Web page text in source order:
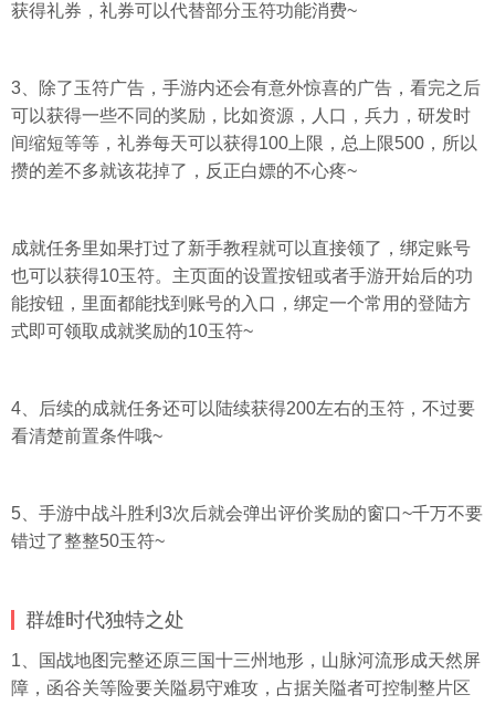
获得礼券，礼券可以代替部分玉符功能消费~
3、除了玉符广告，手游内还会有意外惊喜的广告，看完之后
可以获得一些不同的奖励，比如资源，人口，兵力，研发时
间缩短等等，礼券每天可以获得100上限，总上限500，所以
攒的差不多就该花掉了，反正白嫖的不心疼~
成就任务里如果打过了新手教程就可以直接领了，绑定账号
也可以获得10玉符。主页面的设置按钮或者手游开始后的功
能按钮，里面都能找到账号的入口，绑定一个常用的登陆方
式即可领取成就奖励的10玉符~
4、后续的成就任务还可以陆续获得200左右的玉符，不过要
看清楚前置条件哦~
5、手游中战斗胜利3次后就会弹出评价奖励的窗口~千万不要
错过了整整50玉符~
群雄时代独特之处
1、国战地图完整还原三国十三州地形，山脉河流形成天然屏
障，函谷关等险要关隘易守难攻，占据关隘者可控制整片区